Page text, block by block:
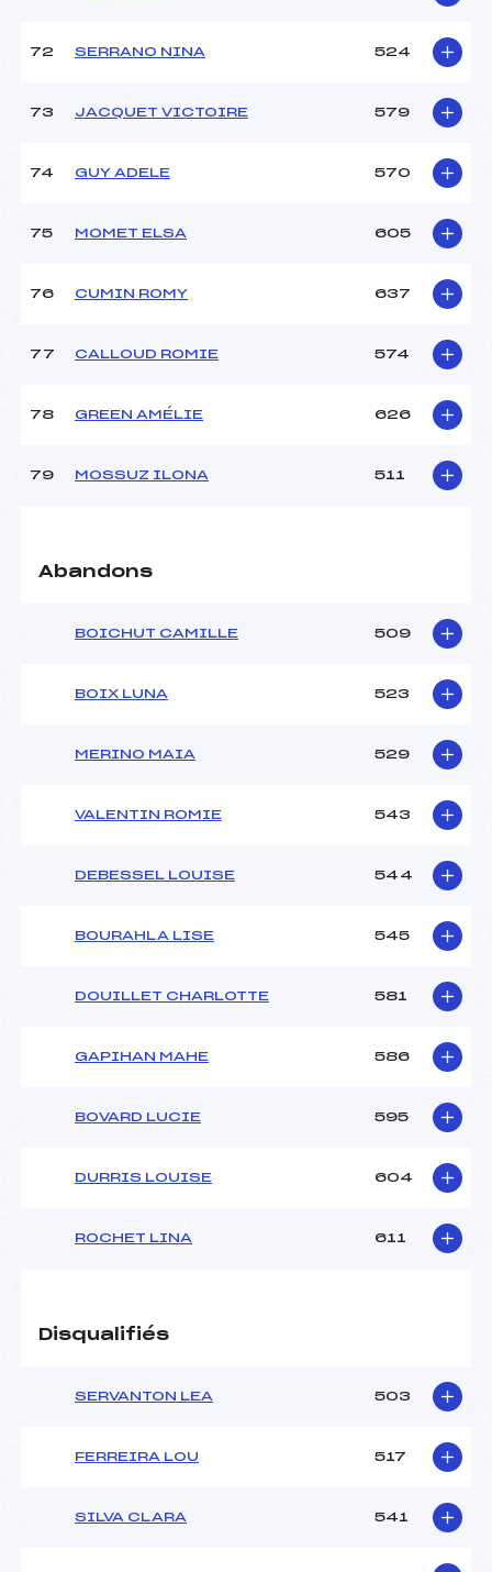
72 SERRANO NINA 524
73 JACQUET VICTOIRE 579
74 GUY ADELE 570
75 MOMET ELSA 605
76 CUMIN ROMY 637
77 CALLOUD ROMIE 574
78 GREEN AMÉLIE 626
79 MOSSUZ ILONA 511
Abandons
BOICHUT CAMILLE 509
BOIX LUNA 523
MERINO MAIA 529
VALENTIN ROMIE 543
DEBESSEL LOUISE 544
BOURAHLA LISE 545
DOUILLET CHARLOTTE 581
GAPIHAN MAHE 586
BOVARD LUCIE 595
DURRIS LOUISE 604
ROCHET LINA 611
Disqualifiés
SERVANTON LEA 503
FERREIRA LOU 517
SILVA CLARA 541